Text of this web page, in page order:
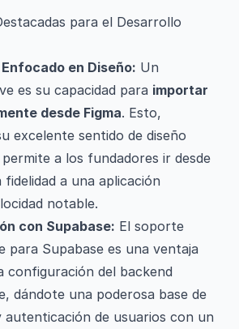
para el Desarrollo
en Diseño: Un
es su capacidad para importar
desde Figma. Esto,
excelente sentido de diseño
a los fundadores ir desde
a una aplicación
notable.
con Supabase: El soporte
para Supabase es una ventaja
configuración del backend
dándote una poderosa base de
autenticación de usuarios con un